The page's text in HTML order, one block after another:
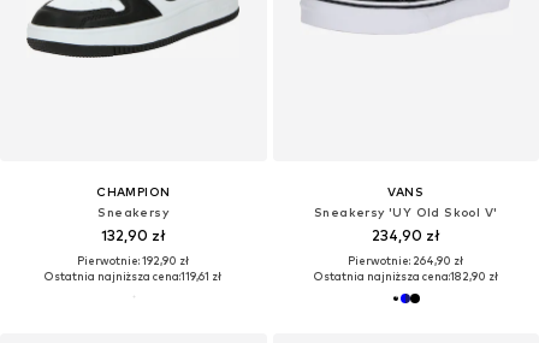
CHAMPION
Sneakersy
132,90 zł
Pierwotnie: 192,90 zł
Ostatnia najniższa cena:119,61 zł
VANS
Sneakersy 'UY Old Skool V'
234,90 zł
Pierwotnie: 264,90 zł
Ostatnia najniższa cena:182,90 zł